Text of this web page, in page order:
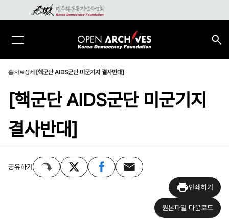
홈사료상세 [핵군단 AIDS군단 미군기지 결사반대]
[핵군단 AIDS군단 미군기지
결사반대]
공유하기
인쇄하기
원본파일 다운로드